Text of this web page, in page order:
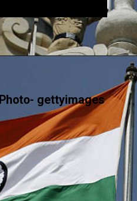
Photo- gettyimages